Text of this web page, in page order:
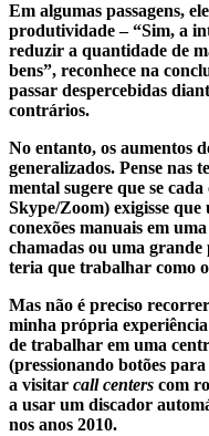
Em algumas passagens,
produtividade – “Sim, a
reduzir a quantidade de
bens”, reconhece na
passar despercebidas
contrários.
No entanto, os aumentos
generalizados. Pense nas
mental sugere que se
Skype/Zoom) exigisse que
conexões manuais em
chamadas ou uma
teria que trabalhar como
Mas não é preciso
minha própria experiência
de trabalhar em uma
(pressionando botões
a visitar call centers com
a usar um discador
nos anos 2010.